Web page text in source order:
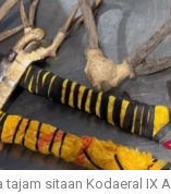
tajam sitaan Kodaeral IX